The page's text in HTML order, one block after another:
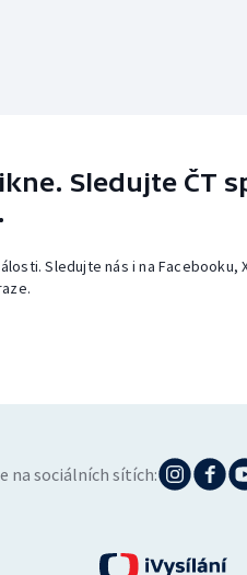
Sledujte ČT
Sledujte nás i na Facebooku,
na sociálních sítích: